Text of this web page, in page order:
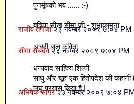
पुनर्मूषको भव ...... :-)
बढ़िया सीख सीमा जी - शुभाकामना
राजीव तनेजा २३ नवम्बर २००९ ७:०४ PM
अच्छी बाल कविता
सीमा सचदेव २३ नवम्बर २००९ ७:०४ PM
धन्यवाद साहित्य शिल्पी
साधु और चूहा एक हितोपदेश की
लघु प्रयास किया है |
अभिषेक सागर २३ नवम्बर २००९ ७:०४